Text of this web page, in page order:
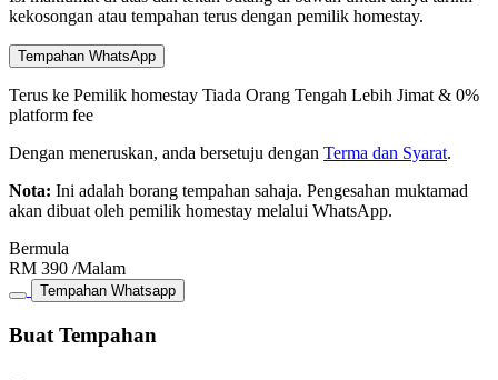
kekosongan atau tempahan terus dengan pemilik homestay.
Tempahan WhatsApp
Terus ke Pemilik homestay Tiada Orang Tengah Lebih Jimat & 0%
platform fee
Dengan meneruskan, anda bersetuju dengan Terma dan Syarat.
Nota: Ini adalah borang tempahan sahaja. Pengesahan muktamad
akan dibuat oleh pemilik homestay melalui WhatsApp.
Bermula
RM 390 /Malam
Tempahan Whatsapp
Buat Tempahan